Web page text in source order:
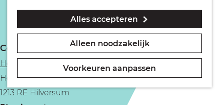
Alles accepteren
Alleen noodzakelijk
Voorkeuren aanpassen
o
m
e
p
Geocachen
Naar het museum
Contact
Hoorneboegse Heide
Hoorneboeg
1213 RE Hilversum